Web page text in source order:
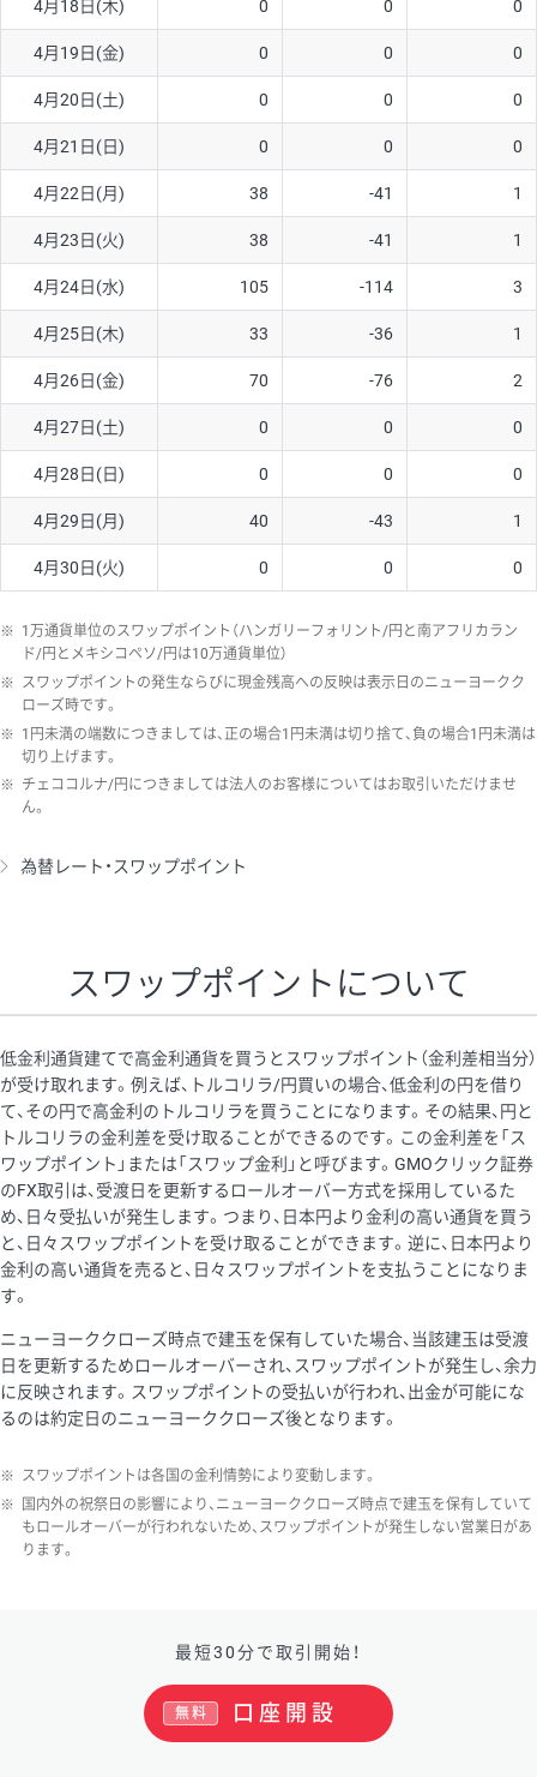
ソ/円は10万通貨単位。
4月18日(木) 0 0 0
4月19日(金) 0 0 0
4月20日(土) 0 0 0
4月21日(日) 0 0 0
4月22日(月) 38 -41 1
4月23日(火) 38 -41 1
4月24日(水) 105 -114 3
4月25日(木) 33 -36 1
4月26日(金) 70 -76 2
4月27日(土) 0 0 0
4月28日(日) 0 0 0
4月29日(月) 40 -43 1
4月30日(火) 0 0 0
※ 1万通貨単位のスワップポイント（ハンガリーフォリント/円と南アフリカラン
ド/円とメキシコペソ/円は10万通貨単位）
※ スワップポイントの発生ならびに現金残高への反映は表示日のニューヨークク
ローズ時です。
※ 1円未満の端数につきましては、正の場合1円未満は切り捨て、負の場合1円未満は
切り上げます。
※ チェココルナ/円につきましては法人のお客様についてはお取引いただけませ
ん。
為替レート・スワップポイント
スワップポイントについて
低金利通貨建てで高金利通貨を買うとスワップポイント（金利差相当分）
が受け取れます。例えば、トルコリラ/円買いの場合、低金利の円を借り
て、その円で高金利のトルコリラを買うことになります。その結果、円と
トルコリラの金利差を受け取ることができるのです。この金利差を「ス
ワップポイント」または「スワップ金利」と呼びます。GMOクリック証券
のFX取引は、受渡日を更新するロールオーバー方式を採用しているた
め、日々受払いが発生します。つまり、日本円より金利の高い通貨を買う
と、日々スワップポイントを受け取ることができます。逆に、日本円より
金利の高い通貨を売ると、日々スワップポイントを支払うことになりま
す。
ニューヨーククローズ時点で建玉を保有していた場合、当該建玉は受渡
日を更新するためロールオーバーされ、スワップポイントが発生し、余力
に反映されます。スワップポイントの受払いが行われ、出金が可能にな
るのは約定日のニューヨーククローズ後となります。
※ スワップポイントは各国の金利情勢により変動します。
※
国内外の祝祭日の影響により、ニューヨーククローズ時点で建玉を保有していて
もロールオーバーが行われないため、スワップポイントが発生しない営業日があ
ります。
最短30分で取引開始！
口座開設
無料